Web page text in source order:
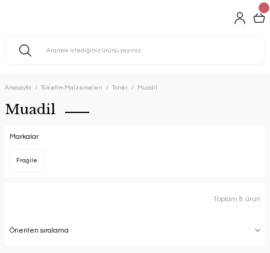
Anasayfa Tüketim Malzemeleri Toner Muadil
Muadil
Markalar
Fragile
Toplam 8 ürün